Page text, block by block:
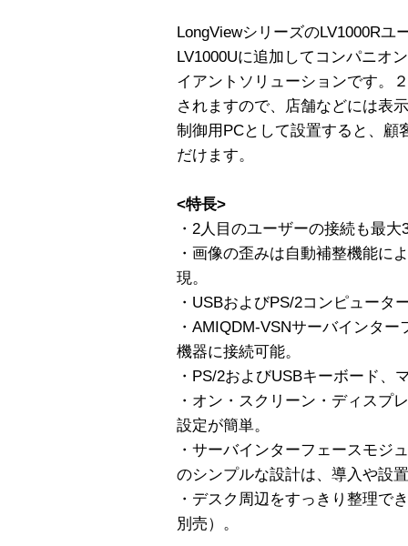
LongViewシリーズのLV1000Rユ
LV1000Uに追加してコンパニオ
イアントソリューションです。
されますので、店舗などには表
制御用PCとして設置すると、顧
だけます。
<特長>
・2人目のユーザーの接続も最
・画像の歪みは自動補整機能に
現。
・USBおよびPS/2コンピュータ
・AMIQDM-VSNサーバインタ
機器に接続可能。
・PS/2およびUSBキーボード、
・オン・スクリーン・ディスプ
設定が簡単。
・サーバインターフェースモジ
のシンプルな設計は、導入や設
・デスク周辺をすっきり整理
別売）。